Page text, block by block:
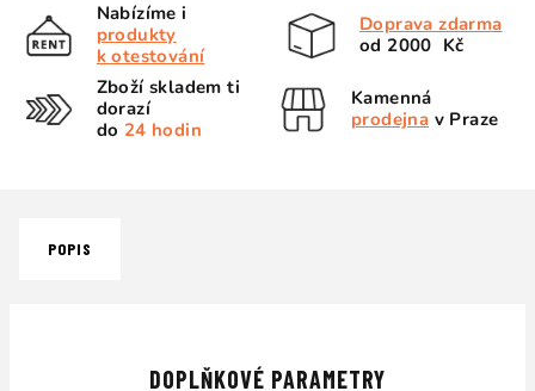
Nabízíme i
produkty
k otestování
Doprava zdarma
od 2000 Kč
Zboží skladem ti
dorazí
do 24 hodin
Kamenná
prodejna v Praze
POPIS
DOPLŇKOVÉ PARAMETRY